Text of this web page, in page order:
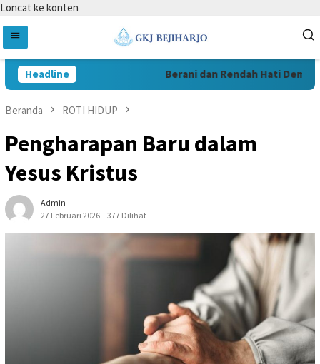
Loncat ke konten
Headline Berani dan Rendah Hati Demi
Beranda ROTI HIDUP
Pengharapan Baru dalam
Yesus Kristus
Admin
27 Februari 2026
377 Dilihat